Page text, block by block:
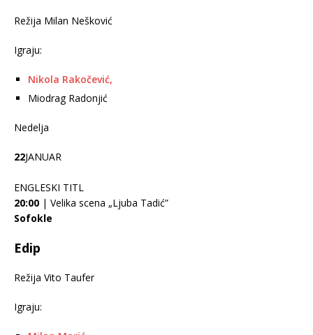
Režija Milan Nešković
Igraju:
Nikola Rakočević,
Miodrag Radonjić
Nedelja
22JANUAR
ENGLESKI TITL
20:00 | Velika scena „Ljuba Tadić”
Sofokle
Edip
Režija Vito Taufer
Igraju: